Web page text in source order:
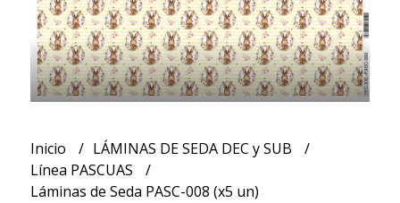
Inicio
LÁMINAS DE SEDA DEC y SUB
Línea PASCUAS
Láminas de Seda PASC-008 (x5 un)